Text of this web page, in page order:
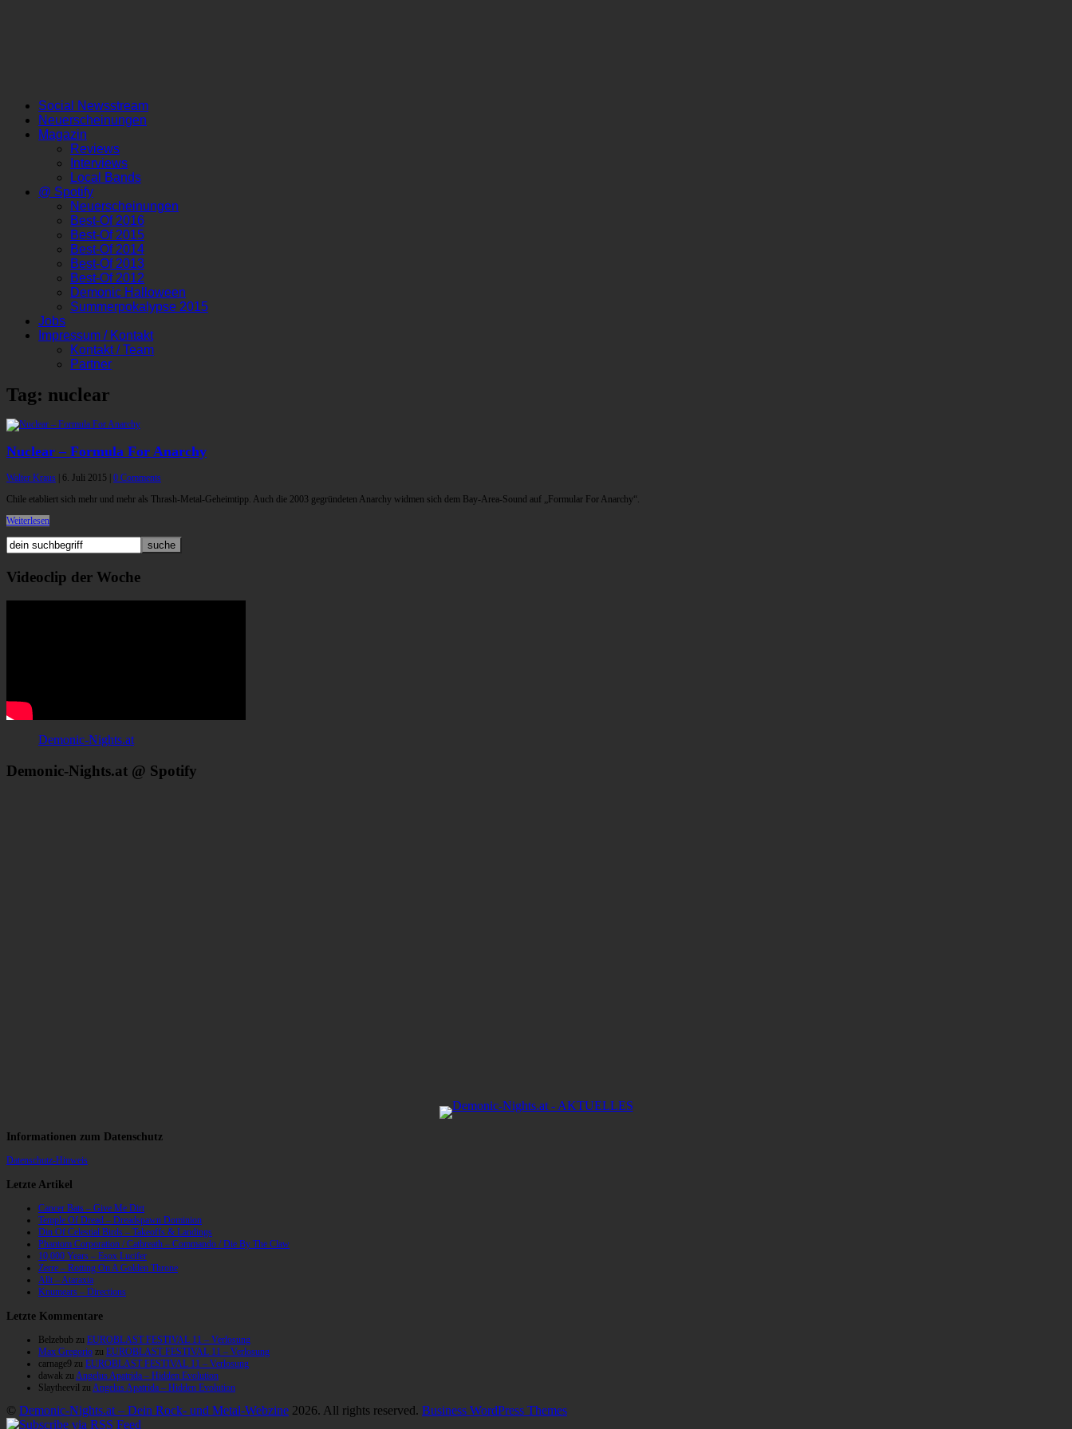
Social Newsstream
Neuerscheinungen
Magazin
Reviews
Interviews
Local Bands
@ Spotify
Neuerscheinungen
Best-Of 2016
Best-Of 2015
Best-Of 2014
Best-Of 2013
Best-Of 2012
Demonic Halloween
Summerpokalypse 2015
Jobs
Impressum / Kontakt
Kontakt / Team
Partner
Tag: nuclear
Nuclear – Formula For Anarchy
Walter Kraus 6. Juli 2015
0 Comments
Chile etabliert sich mehr und mehr als Thrash-Metal-Geheimtipp. Auch die 2003 gegründeten Anarchy widmen sich dem Bay-Area-Sound auf „Formular For Anarchy“.
Weiterlesen
Videoclip der Woche
Demonic-Nights.at
Demonic-Nights.at @ Spotify
Informationen zum Datenschutz
Datenschutz-Hinweis
Letzte Artikel
Cancer Bats – Give Me Dirt
Temple Of Dread – Dreadspawn Dominion
Din Of Celestial Birds – Takeoffs & Landings
Phantom Corporation / Catbreath – Commando / Die By The Claw
10,000 Years – Esox Lucifer
Zerre – Rotting On A Golden Throne
Allt – Ataraxia
Knumears – Directions
Letzte Kommentare
Belzebub zu EUROBLAST FESTIVAL 11 – Verlosung
Max Gregorio zu EUROBLAST FESTIVAL 11 – Verlosung
carnage9 zu EUROBLAST FESTIVAL 11 – Verlosung
dawak zu Angelus Apatrida – Hidden Evolution
Slaytheevil zu Angelus Apatrida – Hidden Evolution
© Demonic-Nights.at – Dein Rock- und Metal-Webzine 2026. All rights reserved. Business WordPress Themes